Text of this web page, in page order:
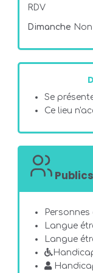
RDV
Dimanche
Se
Ce lieu
Langue
Langue